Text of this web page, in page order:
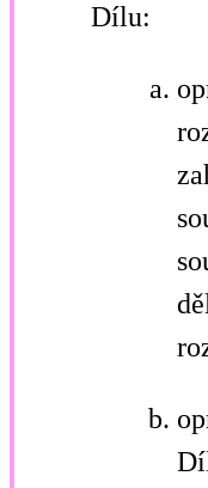
Dílu: